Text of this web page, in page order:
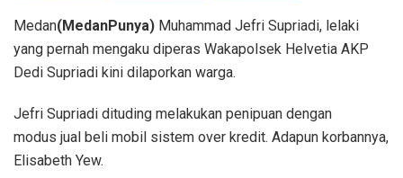
Medan(MedanPunya) Muhammad Jefri Supriadi, lelaki
yang pernah mengaku diperas Wakapolsek Helvetia AKP
Dedi Supriadi kini dilaporkan warga.
Jefri Supriadi dituding melakukan penipuan dengan
modus jual beli mobil sistem over kredit. Adapun korbannya,
Elisabeth Yew.